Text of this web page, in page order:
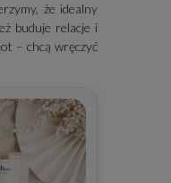
że idealny
buduje relacje i
– chcą wręczyć